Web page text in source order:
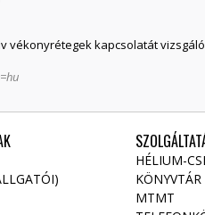
kapcsolatát
HÉLIUM-
KÖNYVTÁR
MTMT